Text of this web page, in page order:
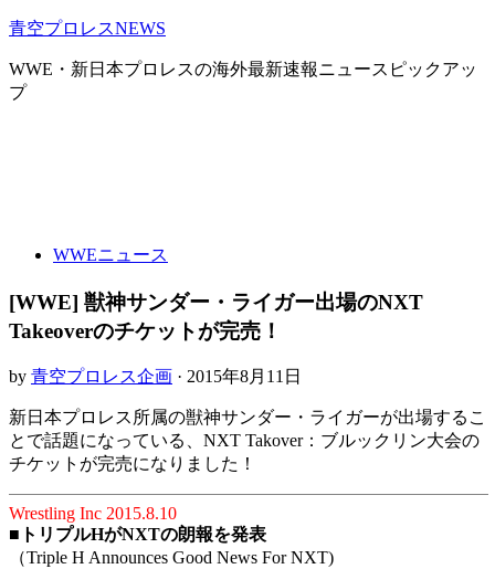
青空プロレスNEWS
WWE・新日本プロレスの海外最新速報ニュースピックアッ
プ
WWEニュース
[WWE] 獣神サンダー・ライガー出場のNXT
Takeoverのチケットが完売！
by 青空プロレス企画 · 2015年8月11日
新日本プロレス所属の獣神サンダー・ライガーが出場するこ
とで話題になっている、NXT Takover：ブルックリン大会の
チケットが完売になりました！
Wrestling Inc 2015.8.10
■ トリプルHがNXTの朗報を発表
（Triple H Announces Good News For NXT)